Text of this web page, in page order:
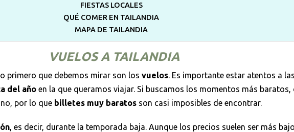
FIESTAS LOCALES
QUÉ COMER EN TAILANDIA
MAPA DE TAILANDIA
VUELOS A TAILANDIA
primero que debemos mirar son los vuelos. Es importante estar atentos a
del año en la que queramos viajar. Si buscamos los momentos más baratos,
por lo que billetes muy baratos son casi imposibles de encontrar.
, es decir, durante la temporada baja. Aunque los precios suelen ser más